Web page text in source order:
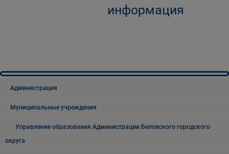
информация
Администрация
Муниципальные учреждения
Управление образования Администрации Беловского городского
округа